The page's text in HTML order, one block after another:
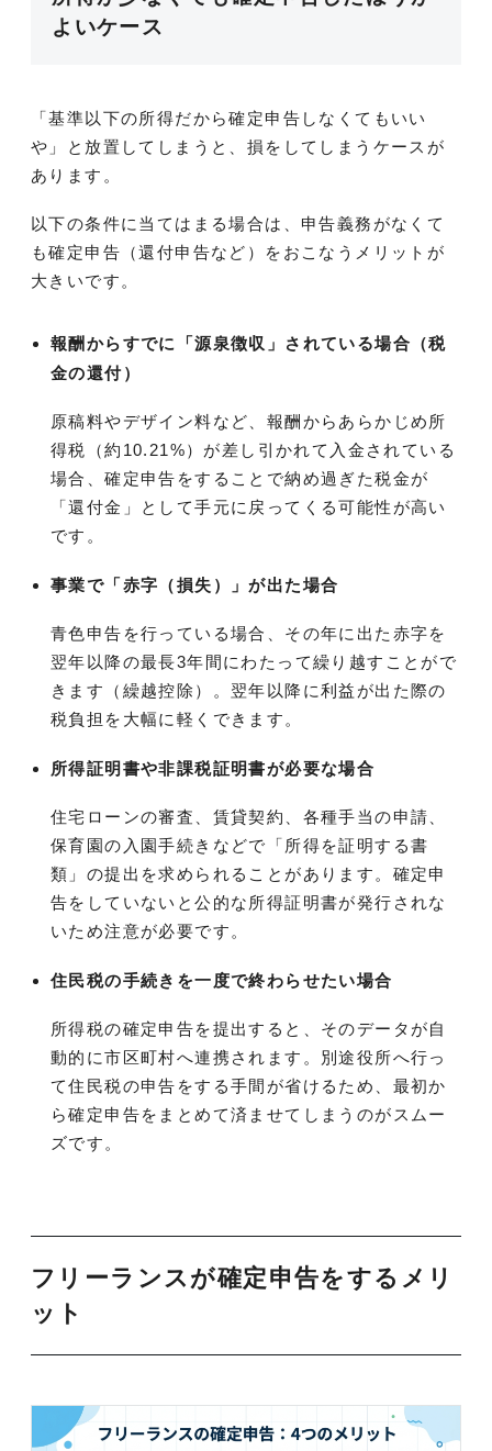
よいケース
「基準以下の所得だから確定申告しなくてもいい
や」と放置してしまうと、損をしてしまうケースが
あります。
以下の条件に当てはまる場合は、申告義務がなくて
も確定申告（還付申告など）をおこなうメリットが
大きいです。
報酬からすでに「源泉徴収」されている場合（税
金の還付）
原稿料やデザイン料など、報酬からあらかじめ所
得税（約10.21%）が差し引かれて入金されている
場合、確定申告をすることで納め過ぎた税金が
「還付金」として手元に戻ってくる可能性が高い
です。
事業で「赤字（損失）」が出た場合
青色申告を行っている場合、その年に出た赤字を
翌年以降の最長3年間にわたって繰り越すことがで
きます（繰越控除）。翌年以降に利益が出た際の
税負担を大幅に軽くできます。
所得証明書や非課税証明書が必要な場合
住宅ローンの審査、賃貸契約、各種手当の申請、
保育園の入園手続きなどで「所得を証明する書
類」の提出を求められることがあります。確定申
告をしていないと公的な所得証明書が発行されな
いため注意が必要です。
住民税の手続きを一度で終わらせたい場合
所得税の確定申告を提出すると、そのデータが自
動的に市区町村へ連携されます。別途役所へ行っ
て住民税の申告をする手間が省けるため、最初か
ら確定申告をまとめて済ませてしまうのがスムー
ズです。
フリーランスが確定申告をするメリ
ット